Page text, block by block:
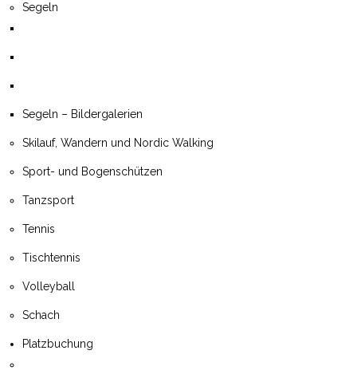
Segeln
Segeln – Bildergalerien
Skilauf, Wandern und Nordic Walking
Sport- und Bogenschützen
Tanzsport
Tennis
Tischtennis
Volleyball
Schach
Platzbuchung